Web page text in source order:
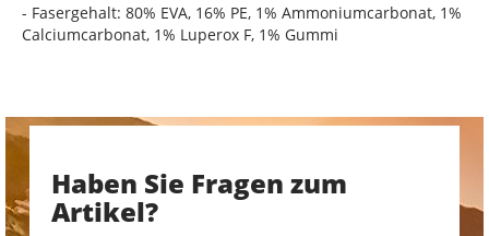
- Fasergehalt: 80% EVA, 16% PE, 1% Ammoniumcarbonat, 1%
Calciumcarbonat, 1% Luperox F, 1% Gummi
Haben Sie Fragen zum
Artikel?